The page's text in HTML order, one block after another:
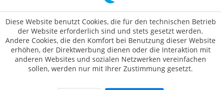
Diese Website benutzt Cookies, die für den technischen Betrieb
der Website erforderlich sind und stets gesetzt werden.
Andere Cookies, die den Komfort bei Benutzung dieser Website
erhöhen, der Direktwerbung dienen oder die Interaktion mit
anderen Websites und sozialen Netzwerken vereinfachen
sollen, werden nur mit Ihrer Zustimmung gesetzt.